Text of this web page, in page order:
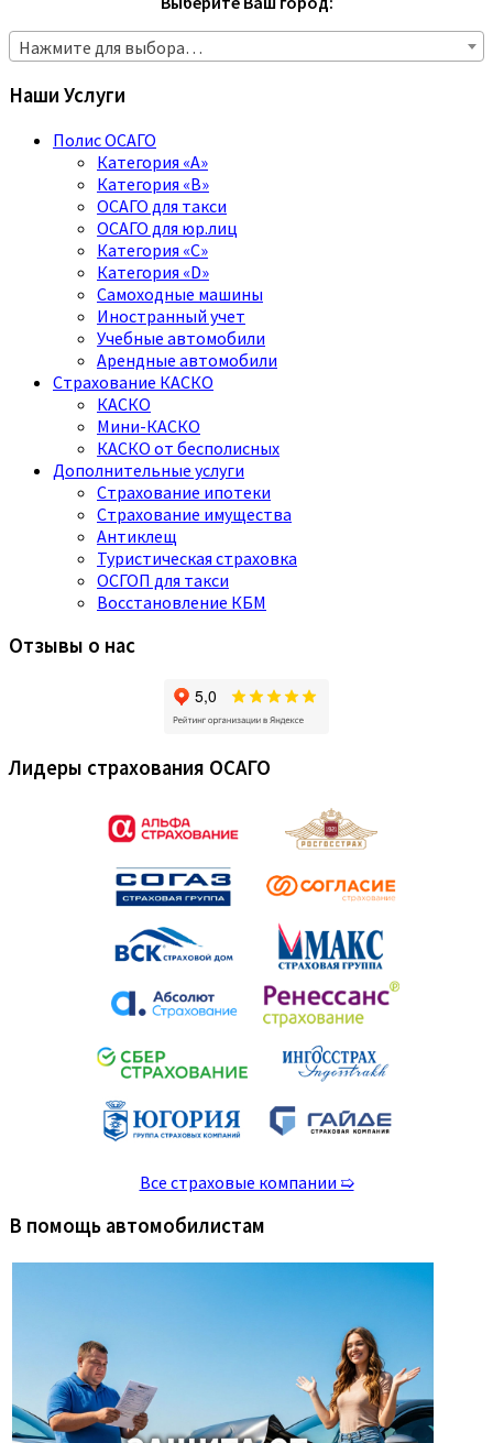
Нажмите для выбора…
Наши Услуги
Полис ОСАГО
Категория «A»
Категория «B»
ОСАГО для такси
ОСАГО для юр.лиц
Категория «C»
Категория «D»
Самоходные машины
Иностранный учет
Учебные автомобили
Арендные автомобили
Страхование КАСКО
КАСКО
Мини-КАСКО
КАСКО от бесполисных
Дополнительные услуги
Страхование ипотеки
Страхование имущества
Антиклещ
Туристическая страховка
ОСГОП для такси
Восстановление КБМ
Отзывы о нас
Лидеры страхования ОСАГО
Все страховые компании ➯
В помощь автомобилистам